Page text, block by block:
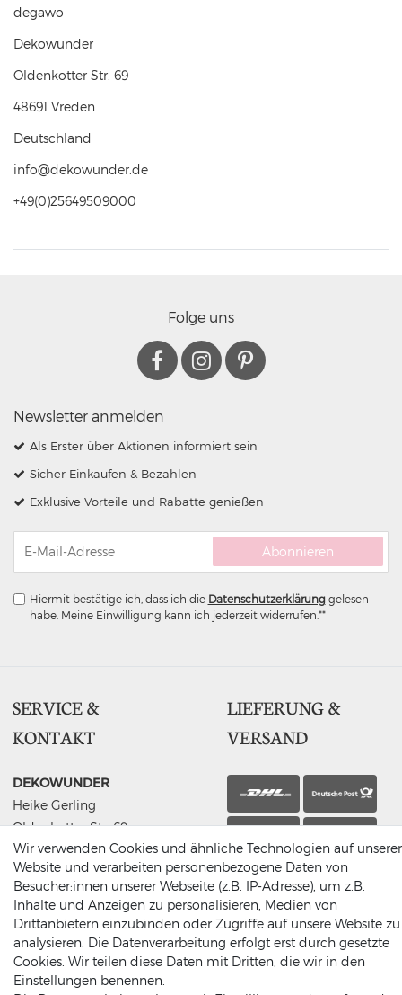
degawo
Dekowunder
Oldenkotter Str. 69
48691 Vreden
Deutschland
info@dekowunder.de
+49(0)25649509000
Folge uns
Newsletter anmelden
Als Erster über Aktionen informiert sein
Sicher Einkaufen & Bezahlen
Exklusive Vorteile und Rabatte genießen
Abonnieren
Hiermit bestätige ich, dass ich die Daten­schutz­erklärunggelesen
habe. Meine Einwilligung kann ich jederzeit widerrufen.**
SERVICE &
KONTAKT
DEKOWUNDER
Heike Gerling
Oldenkotter Str. 69
48691 Vreden
Germany
(0049) 2564 / 950 90 00
info@dekowunder.de
LIEFERUNG &
VERSAND
Wir verwenden Cookies und ähnliche Technologien auf unserer
Website und verarbeiten personenbezogene Daten von
Besucher:innen unserer Webseite (z.B. IP-Adresse), um z.B.
Inhalte und Anzeigen zu personalisieren, Medien von
Drittanbietern einzubinden oder Zugriffe auf unsere Website zu
analysieren. Die Datenverarbeitung erfolgt erst durch gesetzte
Cookies. Wir teilen diese Daten mit Dritten, die wir in den
Einstellungen benennen.